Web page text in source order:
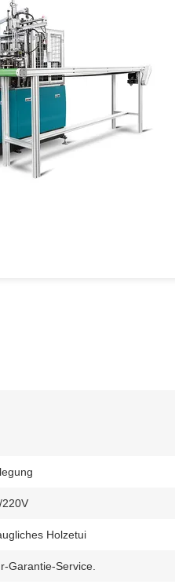
Holzetui
Garantie-Service.